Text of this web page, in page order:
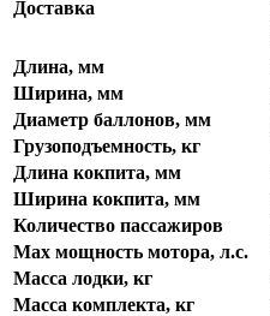
Доставка
Длина, мм
Ширина, мм
Диаметр баллонов, мм
Грузоподъемность, кг
Длина кокпита, мм
Ширина кокпита, мм
Количество пассажиров
Max мощность мотора, л.с.
Масса лодки, кг
Масса комплекта, кг